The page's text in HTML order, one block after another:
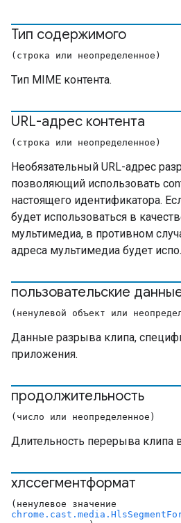
Тип содержимого
(строка или неопределенное)
Тип MIME контента.
URL-адрес контента
(строка или неопределенное)
Необязательный URL-адрес
позволяющий использовать
настоящего идентификатора.
будет использоваться в
мультимедиа, в противном
адреса мультимедиа будет
пользовательские
(ненулевой объект или
Данные разрыва клипа,
приложения.
продолжительность
(число или неопределенное)
Длительность перерыва клипа
хлссегментформат
(ненулевое значение